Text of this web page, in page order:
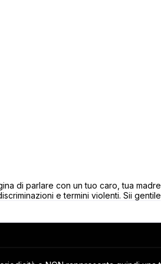
di parlare con un tuo caro, tua
e termini violenti. Sii